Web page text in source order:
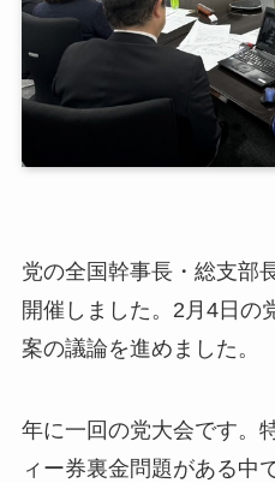
党の全国幹事長・総支部
開催しました。2月4日の
案の議論を進めました。
年に一回の党大会です。
ィー券裏金問題がある中